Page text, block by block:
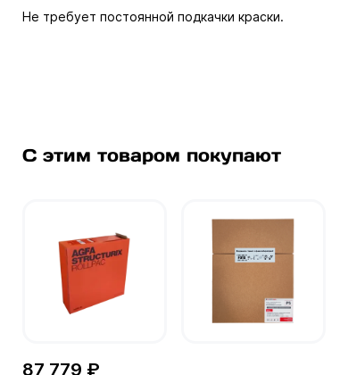
Не требует постоянной подкачки краски.
С этим товаром покупают
87 779 ₽